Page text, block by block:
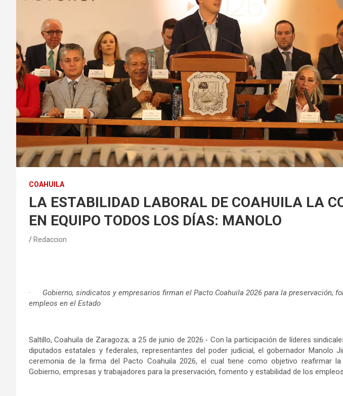
COAHUILA
LA ESTABILIDAD LABORAL DE COAHUILA LA
EN EQUIPO TODOS LOS DÍAS: MANOLO
Redaccion
· Gobierno, sindicatos y empresarios firman el Pacto Coahuila 2026 para la preservación,
empleos en el Estado
Saltillo, Coahuila de Zaragoza; a 25 de junio de 2026.- Con la participación de líderes
diputados estatales y federales, representantes del poder judicial, el gobernador Manolo
ceremonia de la firma del Pacto Coahuila 2026, el cual tiene como objetivo reafirmar la
Gobierno, empresas y trabajadores para la preservación, fomento y estabilidad de los